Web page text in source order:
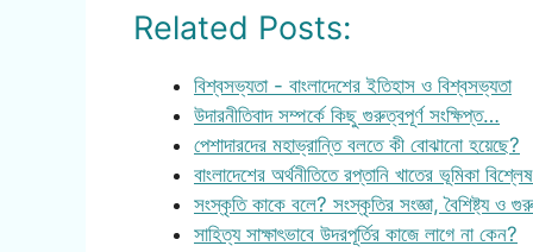
Related Posts:
বিশ্বসভ্যতা - বাংলাদেশের ইতিহাস ও বিশ্বসভ্যতা
উদারনীতিবাদ সম্পর্কে কিছু গুরুত্বপূর্ণ সংক্ষিপ্ত…
পেশাদারদের মহাভ্রান্তি বলতে কী বোঝানো হয়েছে?
বাংলাদেশের অর্থনীতিতে রপ্তানি খাতের ভূমিকা
সংস্কৃতি কাকে বলে? সংস্কৃতির সংজ্ঞা, বৈশিষ্ট্য ও
সাহিত্য সাক্ষাৎভাবে উদরপূর্তির কাজে লাগে না কেন?